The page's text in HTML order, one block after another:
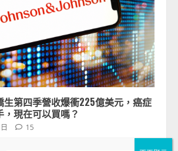
生第四季營收爆衝225億美元，癌症
現在可以買嗎？
15